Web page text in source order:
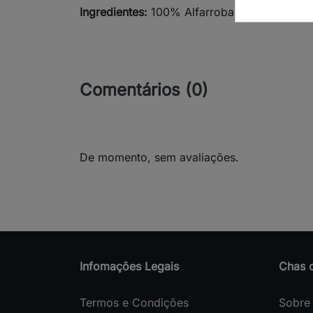
Ingredientes: 100% Alfarroba, Frutos (
Comentários (0)
De momento, sem avaliações.
Infomações Legais
Termos e Condições
Chas